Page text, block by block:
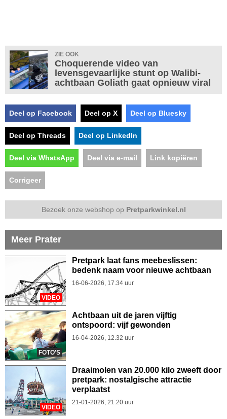
ZIE OOK
Choquerende video van
levensgevaarlijke stunt op Walibi-
achtbaan Goliath gaat opnieuw viral
Deel op Facebook Deel op X Deel op Bluesky
Deel op Threads Deel op LinkedIn
Deel via WhatsApp Deel via e-mail Link kopiëren
Corrigeer
Bezoek onze webshop op Pretparkwinkel.nl
Meer Prater
VIDEO
Pretpark laat fans meebeslissen:
bedenk naam voor nieuwe achtbaan
16-06-2026, 17.34 uur
FOTO'S
Achtbaan uit de jaren vijftig
ontspoord: vijf gewonden
16-04-2026, 12.32 uur
VIDEO
Draaimolen van 20.000 kilo zweeft door
pretpark: nostalgische attractie
verplaatst
21-01-2026, 21.20 uur